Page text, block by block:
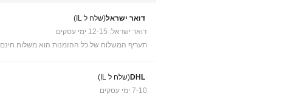
דואר ישראל(שלח ל IL)
דואר ישראל: 12-15 ימי עסקים
תעריף המשלוח של כל ההזמנות הוא משלוח חינם
DHL(שלח ל IL)
7-10 ימי עסקים